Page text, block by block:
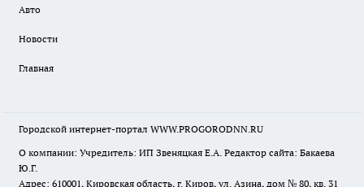
Авто
Новости
Главная
Городской интернет-портал WWW.PROGORODNN.RU
О компании: Учредитель: ИП Звеняцкая Е.А. Редактор сайта: Бакаева
Ю.Г.
Адрес: 610001, Кировская область, г. Киров, ул. Азина, дом № 80, кв. 31